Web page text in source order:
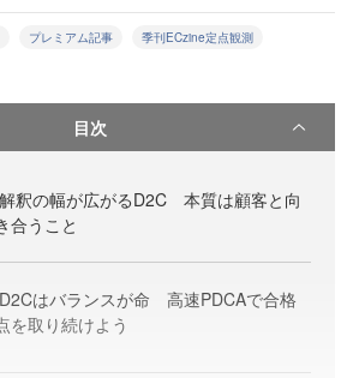
プレミアム記事 季刊ECzine定点観測
目次
解釈の幅が広がるD2C 本質は顧客と向
合うこと
D2Cはバランスが命 高速PDCAで合格
を取り続けよう